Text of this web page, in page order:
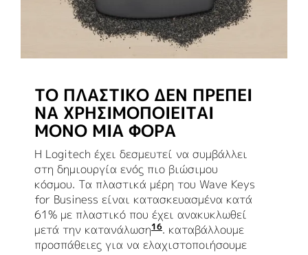
ΤΟ ΠΛΑΣΤΙΚΌ ΔΕΝ ΠΡΈΠΕΙ
ΝΑ ΧΡΗΣΙΜΟΠΟΙΕΊΤΑΙ
ΜΌΝΟ ΜΊΑ ΦΟΡΆ
Η Logitech έχει δεσμευτεί να συμβάλλει
στη δημιουργία ενός πιο βιώσιμου
κόσμου. Τα πλαστικά μέρη του Wave Keys
for Business είναι κατασκευασμένα κατά
61% με πλαστικό που έχει ανακυκλωθεί
μετά την κατανάλωση16Εξαιρούνται τα
. καταβάλλουμε
προσπάθειες για να ελαχιστοποιήσουμε